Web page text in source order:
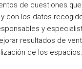
de cuestiones
con los datos
y
resultados de
de los espacios.